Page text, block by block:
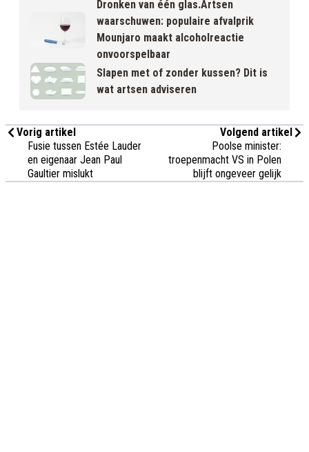
Dronken van één glas.Artsen
waarschuwen: populaire afvalprik
Mounjaro maakt alcoholreactie
onvoorspelbaar
Slapen met of zonder kussen? Dit is
wat artsen adviseren
Vorig artikel
Fusie tussen Estée Lauder
en eigenaar Jean Paul
Gaultier mislukt
Volgend artikel
Poolse minister:
troepenmacht VS in Polen
blijft ongeveer gelijk